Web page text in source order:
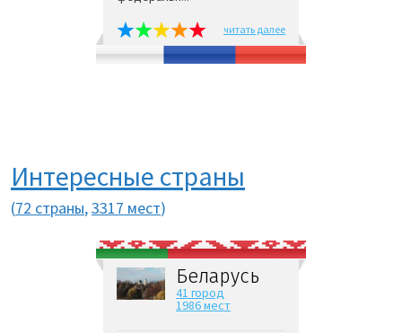
читать далее
Интересные страны
(72 страны,3317 мест)
Беларусь
41 город
1986 мест